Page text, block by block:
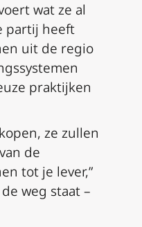
wat ze al
partij heeft
uit de regio
praktijken
ze zullen
de
tot je lever,”
weg staat –